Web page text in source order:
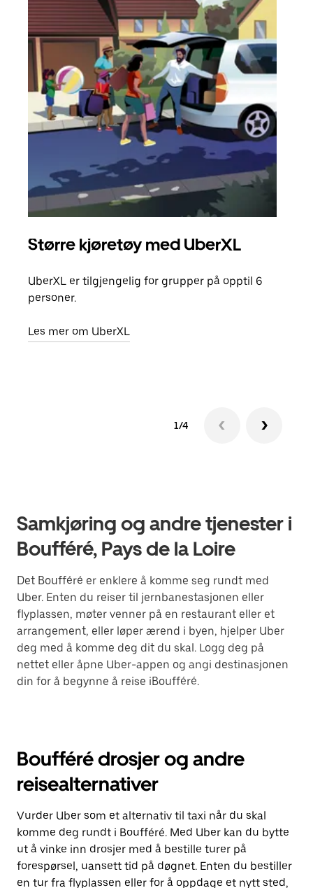
Større kjøretøy med UberXL
UberXL er tilgjengelig for grupper på opptil 6
personer.
Les mer om UberXL
1/4
Samkjøring og andre tjenester i
Boufféré, Pays de la Loire
Det Boufféré er enklere å komme seg rundt med
Uber. Enten du reiser til jernbanestasjonen eller
flyplassen, møter venner på en restaurant eller et
arrangement, eller løper ærend i byen, hjelper Uber
deg med å komme deg dit du skal. Logg deg på
nettet eller åpne Uber-appen og angi destinasjonen
din for å begynne å reise iBoufféré.
Boufféré drosjer og andre
reisealternativer
Vurder Uber som et alternativ til taxi når du skal
komme deg rundt i Boufféré. Med Uber kan du bytte
ut å vinke inn drosjer med å bestille turer på
forespørsel, uansett tid på døgnet. Enten du bestiller
en tur fra flyplassen eller for å oppdage et nytt sted,